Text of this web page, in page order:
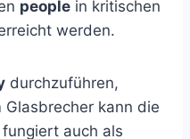
people in kritischen
werden.
durchzuführen,
kann die
auch als